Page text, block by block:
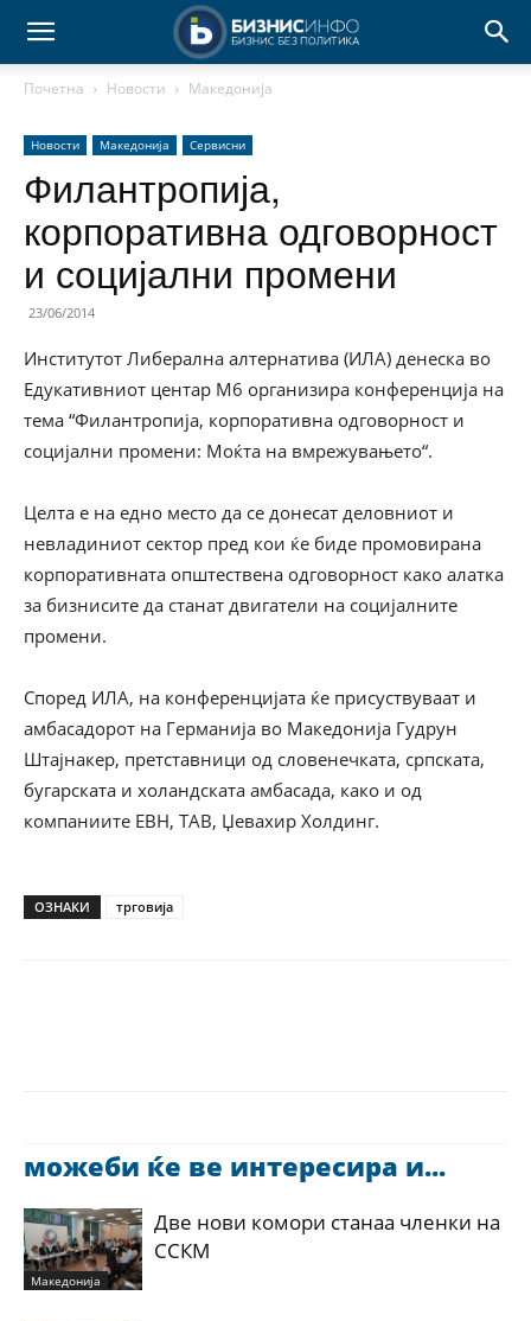
Почетна Новости Македонија
Новости Македонија Сервисни
Филантропија,
корпоративна одговорност
и социјални промени
23/06/2014
Институтот Либерална алтернатива (ИЛА) денеска во
Едукативниот центар М6 организира конференција на
тема “Филантропија, корпоративна одговорност и
социјални промени: Моќта на вмрежувањето“.
Целта е на едно место да се донесат деловниот и
невладиниот сектор пред кои ќе биде промовирана
корпоративната општествена одговорност како алатка
за бизнисите да станат двигатели на социјалните
промени.
Според ИЛА, на конференцијата ќе присуствуваат и
амбасадорот на Германија во Македонија Гудрун
Штајнакер, претставници од словенечката, српската,
бугарската и холандската амбасада, како и од
компаниите ЕВН, ТАВ, Џевахир Холдинг.
ОЗНАКИ трговија
можеби ќе ве интересира и...
Македонија
Две нови комори станаа членки на
ССКМ